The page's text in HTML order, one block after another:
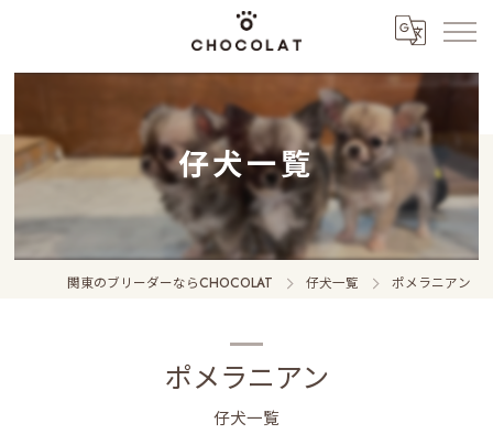
仔犬一覧
関東のブリーダーならCHOCOLAT 仔犬一覧 ポメラニアン
仔犬一覧
ポメラニアン